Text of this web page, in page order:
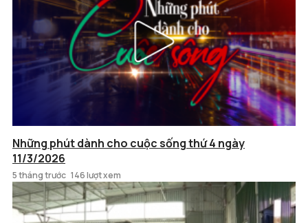
Những phút dành cho cuộc sống thứ 4 ngày
11/3/2026
5 tháng trước 146 lượt xem